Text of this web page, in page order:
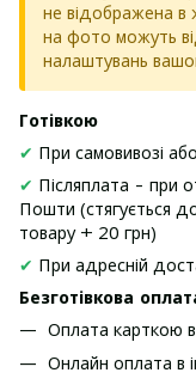
не відображена в
на фото можуть
налаштувань
Готівкою
✔ При самовивозі
✔ Післяплата - при
Пошти (стягується
товару + 20 грн)
✔ При адресній
Безготівкова
Оплата карткою в
Онлайн оплата в